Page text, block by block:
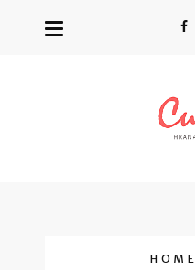
HOME